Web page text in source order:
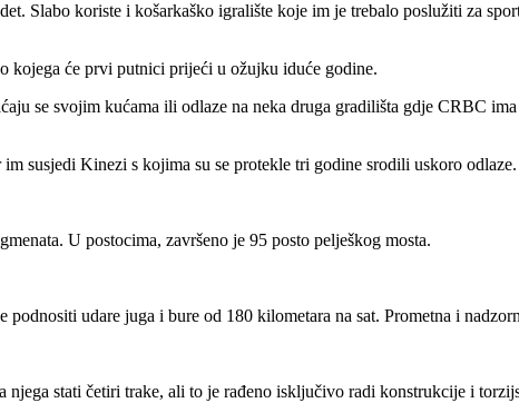
Slabo koriste i košarkaško igralište koje im je trebalo poslužiti za
kojega će prvi putnici prijeći u ožujku iduće godine.
se svojim kućama ili odlaze na neka druga gradilišta gdje CRBC
susjedi Kinezi s kojima su se protekle tri godine srodili uskoro odlaze.
U postocima, završeno je 95 posto pelješkog mosta.
udare juga i bure od 180 kilometara na sat. Prometna i
stati četiri trake, ali to je rađeno isključivo radi konstrukcije i